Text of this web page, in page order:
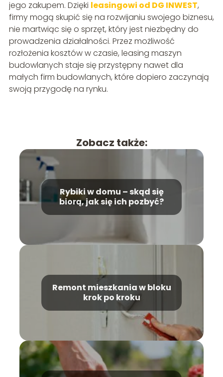
jego zakupem. Dzięki leasingowi od DG INWEST,
firmy mogą skupić się na rozwijaniu swojego biznesu,
nie martwiąc się o sprzęt, który jest niezbędny do
prowadzenia działalności. Przez możliwość
rozłożenia kosztów w czasie, leasing maszyn
budowlanych staje się przystępny nawet dla
małych firm budowlanych, które dopiero zaczynają
swoją przygodę na rynku.
Zobacz także:
Rybiki w domu – skąd się
biorą, jak się ich pozbyć?
Remont mieszkania w bloku
krok po kroku